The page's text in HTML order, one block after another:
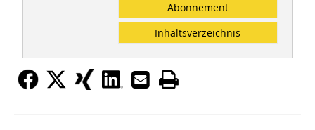
Abonnement
Inhaltsverzeichnis